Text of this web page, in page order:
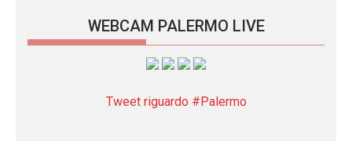
WEBCAM PALERMO LIVE
Tweet riguardo #Palermo